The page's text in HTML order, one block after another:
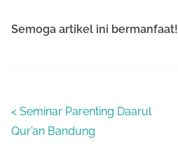
Semoga artikel ini bermanfaat!
< Seminar Parenting Daarul
Qur’an Bandung